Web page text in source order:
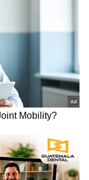
ಚೌಧರಿ ಕೋಟೆಯ
ಬಿತ್ತು.
ಸಿಯಾ
ಚೌಧರಿ ತಾವೇ
ನಡೆದ